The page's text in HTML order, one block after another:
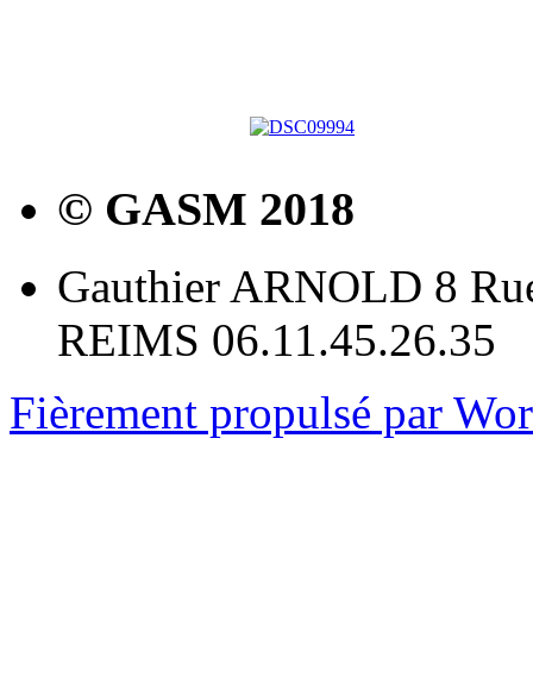
© GASM 2018
Gauthier ARNOLD 8
REIMS 06.11.45.26.35
Fièrement propulsé par